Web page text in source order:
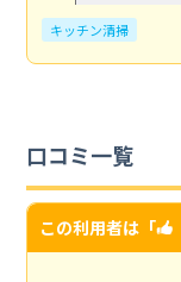
キッチン清掃
口コミ一覧
この利用者は「